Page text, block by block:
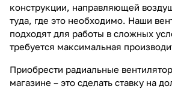
конструкции, направляющей
туда, где это необходимо. Наши
подходят для работы в сложных
требуется максимальная
Приобрести радиальные
магазине – это сделать ставку на